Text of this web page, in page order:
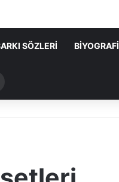
SÖZLERI BIYOGRAFI